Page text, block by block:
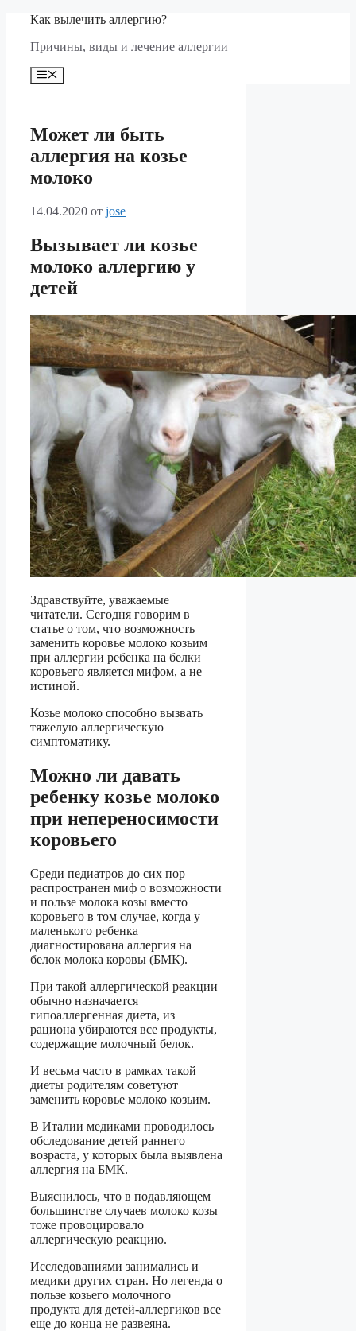
Перейти
содержимому
Как вылечить аллергию?
Причины, виды и лечение аллергии
Меню
Может ли быть
аллергия на козье
молоко
14.04.2020 от jose
Вызывает ли козье
молоко аллергию у
детей
Здравствуйте, уважаемые
читатели. Сегодня говорим в
статье о том, что возможность
заменить коровье молоко козьим
при аллергии ребенка на белки
коровьего является мифом, а не
истиной.
Козье молоко способно вызвать
тяжелую аллергическую
симптоматику.
Можно ли давать
ребенку козье молоко
при непереносимости
коровьего
Среди педиатров до сих пор
распространен миф о возможности
и пользе молока козы вместо
коровьего в том случае, когда у
маленького ребенка
диагностирована аллергия на
белок молока коровы (БМК).
При такой аллергической реакции
обычно назначается
гипоаллергенная диета, из
рациона убираются все продукты,
содержащие молочный белок.
И весьма часто в рамках такой
диеты родителям советуют
заменить коровье молоко козьим.
В Италии медиками проводилось
обследование детей раннего
возраста, у которых была выявлена
аллергия на БМК.
Выяснилось, что в подавляющем
большинстве случаев молоко козы
тоже провоцировало
аллергическую реакцию.
Исследованиями занимались и
медики других стран. Но легенда о
пользе козьего молочного
продукта для детей-аллергиков все
еще до конца не развеяна.